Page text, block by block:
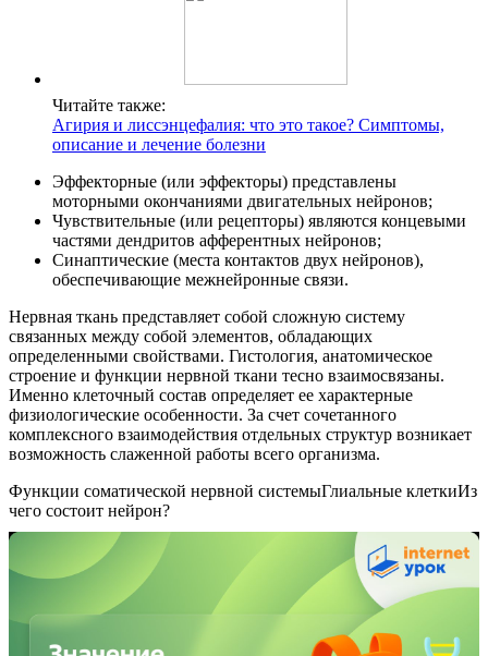
Читайте также:
Агирия и лиссэнцефалия: что это такое? Симптомы,
описание и лечение болезни
Эффекторные (или эффекторы) представлены
моторными окончаниями двигательных нейронов;
Чувствительные (или рецепторы) являются концевыми
частями дендритов афферентных нейронов;
Синаптические (места контактов двух нейронов),
обеспечивающие межнейронные связи.
Нервная ткань представляет собой сложную систему
связанных между собой элементов, обладающих
определенными свойствами. Гистология, анатомическое
строение и функции нервной ткани тесно взаимосвязаны.
Именно клеточный состав определяет ее характерные
физиологические особенности. За счет сочетанного
комплексного взаимодействия отдельных структур возникает
возможность слаженной работы всего организма.
Функции соматической нервной системыГлиальные клеткиИз
чего состоит нейрон?